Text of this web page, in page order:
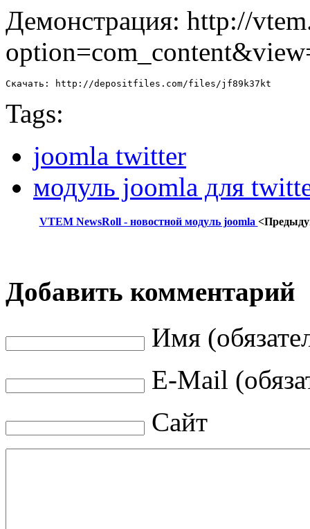
Демонстрация: http://
Скачать: http://depositfiles.com/files/jf89k37kt
Tags:
joomla twitter
модуль joomla для
VTEM NewsRoll - новостной модуль joomla
Добавить комментарий
Имя
E-Mail
Сайт